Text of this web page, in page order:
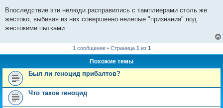
"еретикам", удивляло как современников, так и исследователей. До
сих пор историки теряются в догадках, высказывая самые
невероятные версии - вплоть до гипотезы, что Орден Храма был
Впоследствие эти нелюди расправились с тамплиерами столь же
жестоко, выбивая из них совершенно нелепые "признания" под
жестокими пытками.
1 сообщение • Страница 1 из 1
Похожие темы
Был ли геноцид прибалтов?
Что такое геноцид